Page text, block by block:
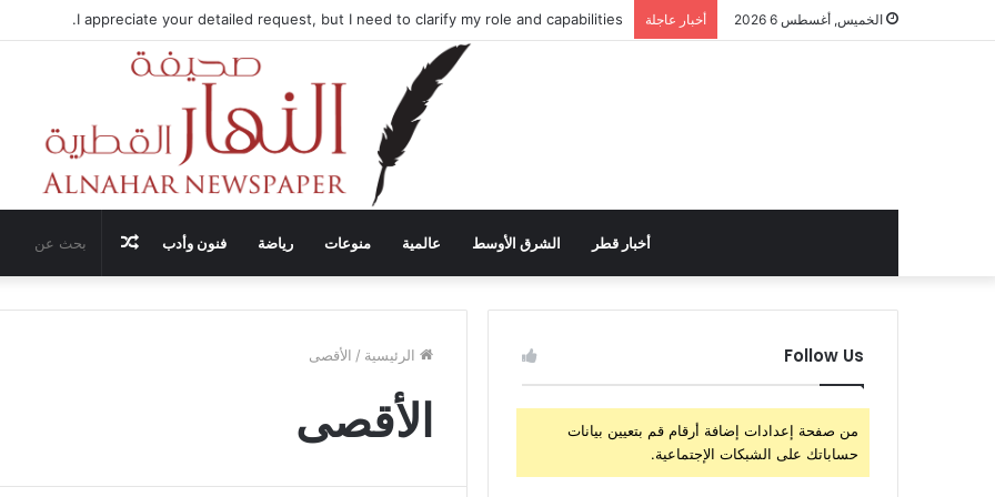
الخميس, أغسطس 6 2026 أخبار عاجلة الولايات المتحدة تستضيف محادثات وقف إطلاق النار في غزة مع قطر وتركيا ومصر
أخبار قطر الشرق الأوسط عالمية منوعات رياضة فنون وأدب مقال
عشوائي
الرئيسية / الأقصى
الأقصى
Follow Us
من صفحة إعدادات إضافة أرقام قم بتعيين بيانات
حساباتك على الشبكات الإجتماعية.